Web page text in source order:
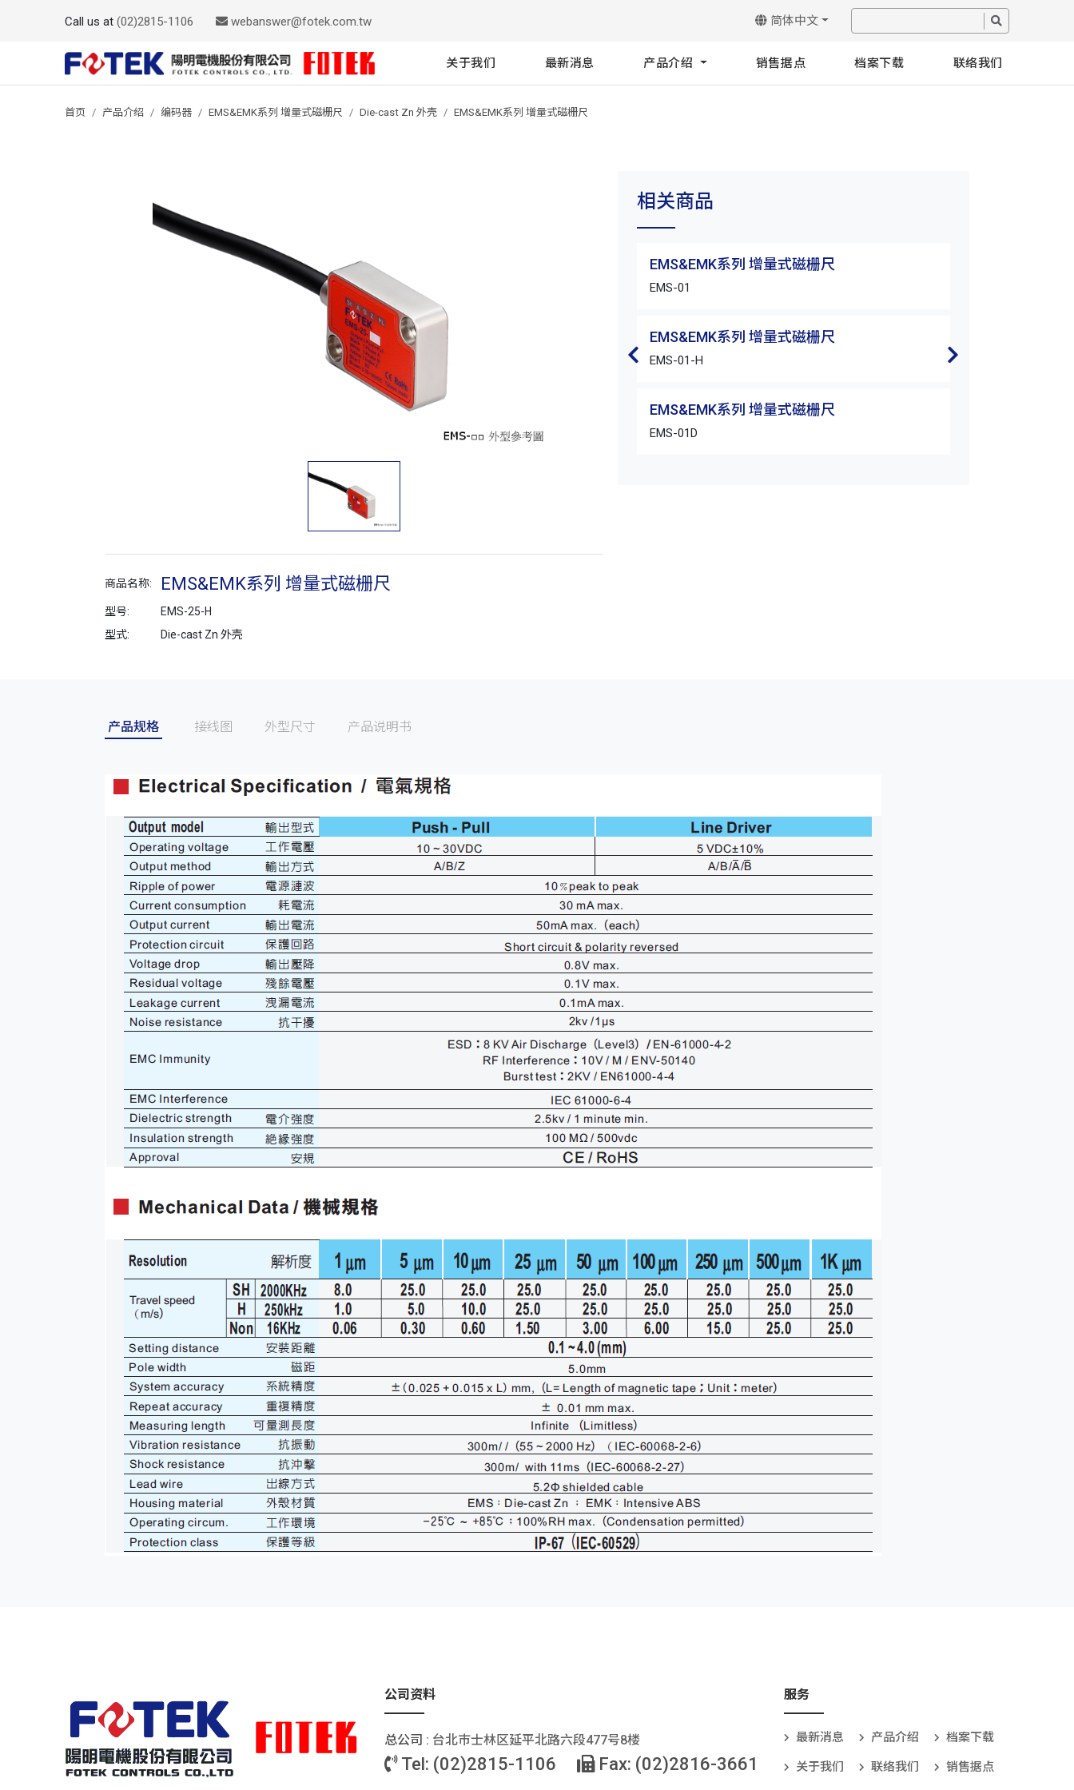
Call us at (02)2815-1106 webanswer@fotek.com.tw 简体中文
关于我们 最新消息 产品介绍 销售据点 档案下载 联络我们
首页 产品介绍 编码器 EMS&EMK系列 增量式磁栅尺 Die-cast Zn 外壳 EMS&EMK系列 增量式磁栅尺
商品名称: EMS&EMK系列 增量式磁栅尺
型号:
EMS-25-H
型式:
Die-cast Zn 外壳
相关商品
EMS&EMK系列 增量式磁栅尺
EMS-01
EMS&EMK系列 增量式磁栅尺
EMS-01-H
EMS&EMK系列 增量式磁栅尺
EMS-01D
产品规格 接线图 外型尺寸 产品说明书
公司资料
总公司 : 台北巿士林区延平北路六段477号8楼
Tel: (02)2815-1106 Fax: (02)2816-3661
服务
最新消息 产品介绍 档案下载
关于我们 联络我们 销售据点